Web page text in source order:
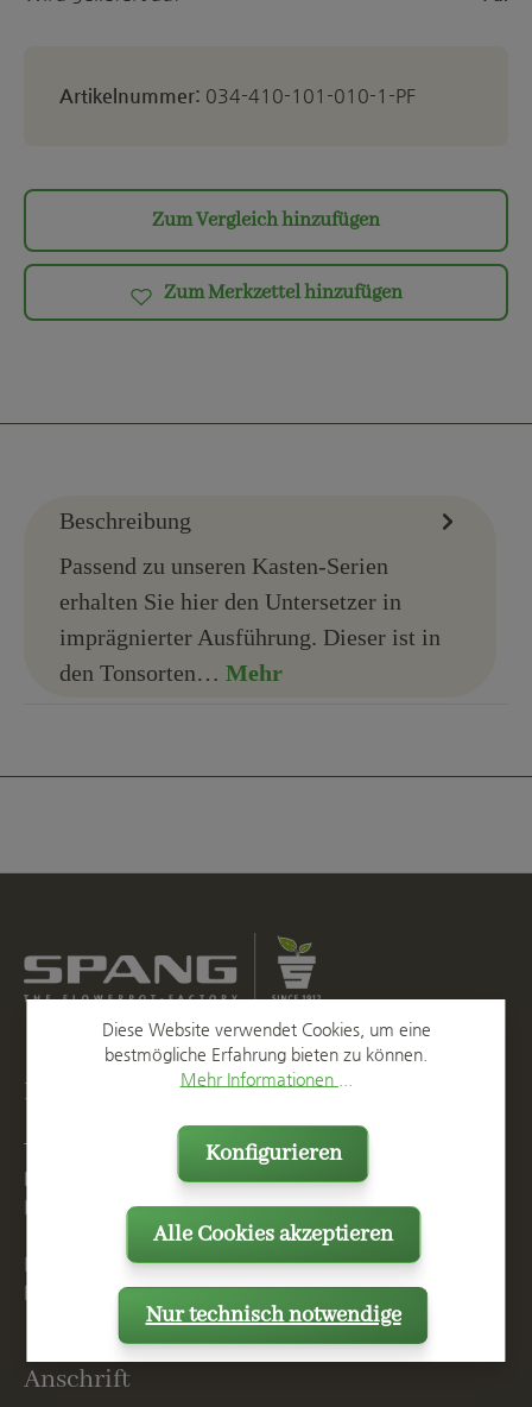
Artikelnummer: 034-410-101-010-1-PF
Zum Vergleich hinzufügen
Zum Merkzettel hinzufügen
Beschreibung
Passend zu unseren Kasten-Serien
erhalten Sie hier den Untersetzer in
imprägnierter Ausführung. Dieser ist in
den Tonsorten… Mehr
Kontakt
T
F
+49 2623 887 149
E
info@spang.de
Mo. - Do. 07:15 - 16:00 Uhr
Fr. bis 14:00 Uhr
Anschrift
Diese Website verwendet Cookies, um eine
bestmögliche Erfahrung bieten zu können.
Mehr Informationen ...
Nur technisch notwendige
Konfigurieren
Alle Cookies akzeptieren